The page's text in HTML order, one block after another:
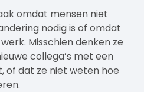
omdat mensen niet
nodig is of omdat
Misschien denken ze
collega’s met een
of dat ze niet weten hoe